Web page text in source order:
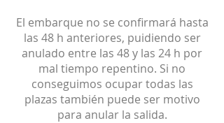
El embarque no se confirmará hasta
las 48 h anteriores, puidiendo ser
anulado entre las 48 y las 24 h por
mal tiempo repentino. Si no
conseguimos ocupar todas las
plazas también puede ser motivo
para anular la salida.